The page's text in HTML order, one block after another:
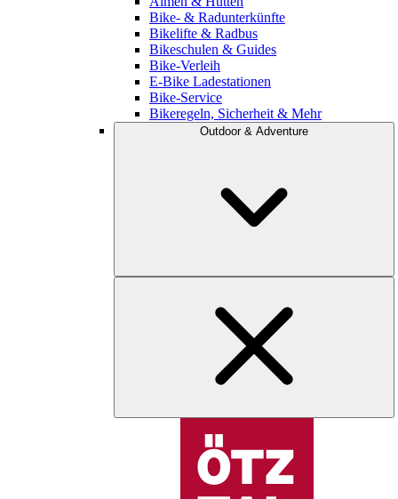
Bike- & Radunterkünfte
Bikelifte & Radbus
Bikeschulen & Guides
Bike-Verleih
E-Bike Ladestationen
Bike-Service
Bikeregeln, Sicherheit & Mehr
Outdoor & Adventure